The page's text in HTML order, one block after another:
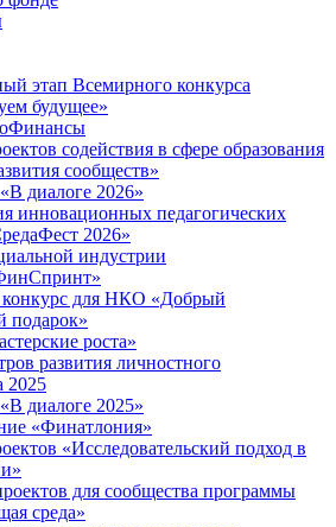
этап Всемирного конкурса
будущее»
содействия в сфере образования
сообществ»
диалоге 2026»
инновационных педагогических
2026»
индустрии
конкурс для НКО «Добрый
подарок»
роста»
развития личностного
2025
диалоге 2025»
«Финатлония»
«Исследовательский подход в
для сообщества программы
среда»